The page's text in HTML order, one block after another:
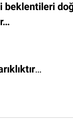
beklentileri
…